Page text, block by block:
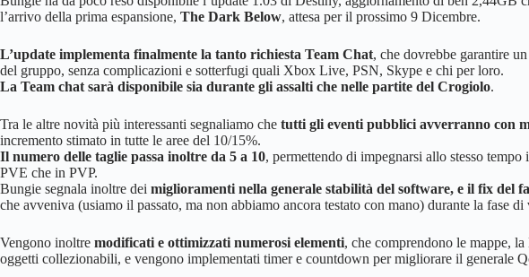
l’arrivo della prima espansione, The Dark Below, attesa per il prossimo 9 Dicembre.
L’update implementa finalmente la tanto richiesta Team Chat, che dovrebbe garantire
del gruppo, senza complicazioni e sotterfugi quali Xbox Live, PSN, Skype e chi per loro.
La Team chat sarà disponibile sia durante gli assalti che nelle partite del Crogiolo.
Tra le altre novità più interessanti segnaliamo che tutti gli eventi pubblici avverranno con
incremento stimato in tutte le aree del 10/15%.
Il numero delle taglie passa inoltre da 5 a 10, permettendo di impegnarsi allo stesso
PVE che in PVP.
Bungie segnala inoltre dei miglioramenti nella generale stabilità del software, e il fix del
che avveniva (usiamo il passato, ma non abbiamo ancora testato con mano) durante la fase
Vengono inoltre modificati e ottimizzati numerosi elementi, che comprendono le mappe,
oggetti collezionabili, e vengono implementati timer e countdown per migliorare il generale